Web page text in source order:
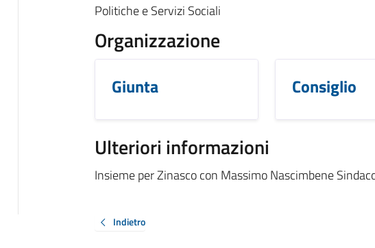
Politiche e Servizi Sociali
Organizzazione
Giunta Consiglio
Ulteriori informazioni
Insieme per Zinasco con Massimo Nascimbene
Indietro